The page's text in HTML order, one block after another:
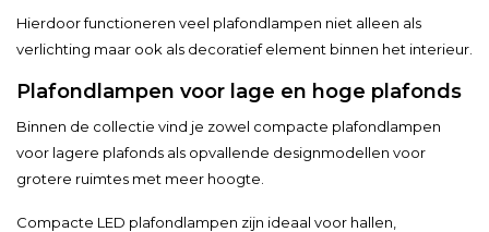
Hierdoor functioneren veel plafondlampen niet alleen als
verlichting maar ook als decoratief element binnen het interieur.
Plafondlampen voor lage en hoge plafonds
Binnen de collectie vind je zowel compacte plafondlampen
voor lagere plafonds als opvallende designmodellen voor
grotere ruimtes met meer hoogte.
Compacte LED plafondlampen zijn ideaal voor hallen,